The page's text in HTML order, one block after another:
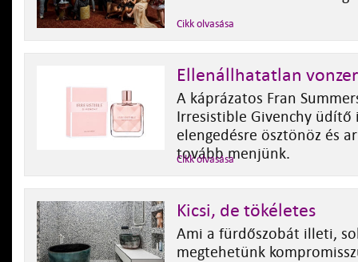
Cikk olvasása
Ellenállhatatlan
A káprázatos Fran
Irresistible Givenchy
elengedésre ösztönöz és
tovább menjünk.
Cikk olvasása
Kicsi, de tökéletes
Ami a fürdőszobát illeti,
megtehetünk